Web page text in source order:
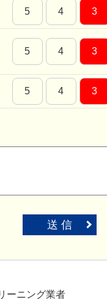
5 4 3
5 4 3
5 4 3
送 信
ーニング業者